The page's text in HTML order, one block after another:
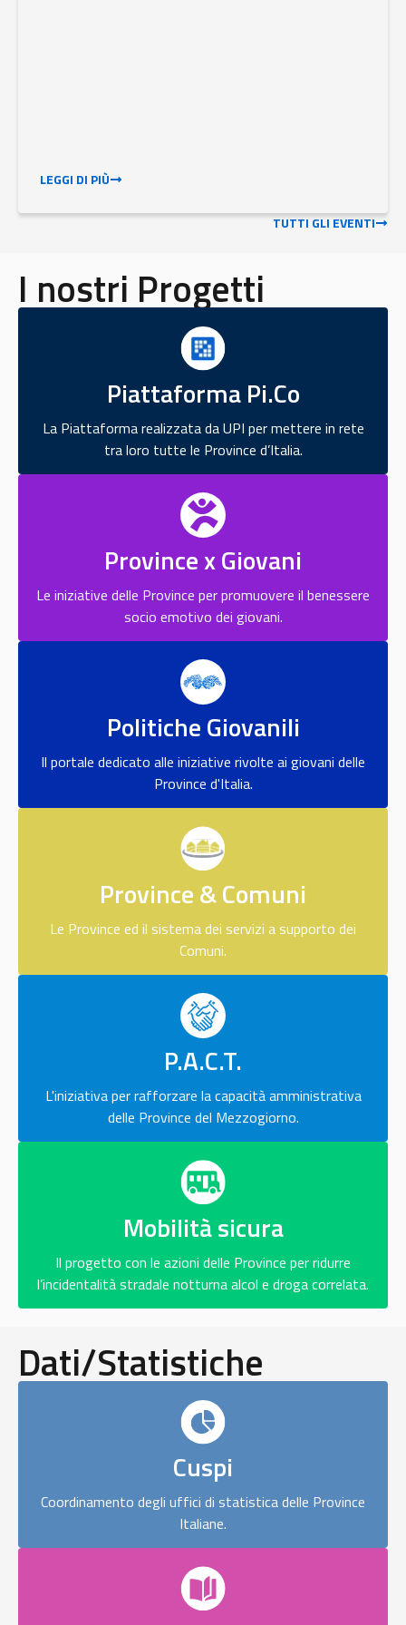
LEGGI DI PIÙ
TUTTI GLI EVENTI
I nostri Progetti
Piattaforma Pi.Co
La Piattaforma realizzata da UPI per mettere in rete
tra loro tutte le Province d’Italia.
Province x Giovani
Le iniziative delle Province per promuovere il benessere
socio emotivo dei giovani.
Politiche Giovanili
Il portale dedicato alle iniziative rivolte ai giovani delle
Province d'Italia.
Province & Comuni
Le Province ed il sistema dei servizi a supporto dei
Comuni.
P.A.C.T.
L'iniziativa per rafforzare la capacità amministrativa
delle Province del Mezzogiorno.
Mobilità sicura
Il progetto con le azioni delle Province per ridurre
l’incidentalità stradale notturna alcol e droga correlata.
Dati/Statistiche
Cuspi
Coordinamento degli uffici di statistica delle Province
Italiane.